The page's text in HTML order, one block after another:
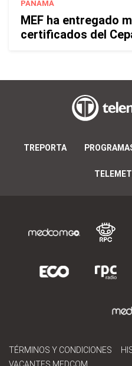
PANAMÁ
MEF ha entregado
certificados del
TREPORTA
TÉRMINOS Y CONDICIONES
VACANTES MEDCOM